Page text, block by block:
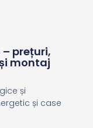
prețuri,
montaj
și
și case